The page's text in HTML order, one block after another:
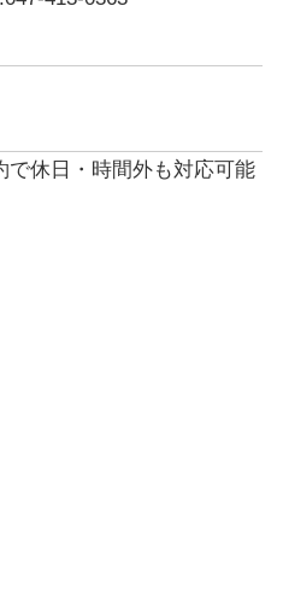
で休日・時間外も対応可能